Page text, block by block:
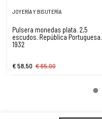
JOYERÍA Y BISUTERÍA
Pulsera monedas plata. 2,5
escudos. República Portuguesa.
1932
€ 58,50 € 65,00